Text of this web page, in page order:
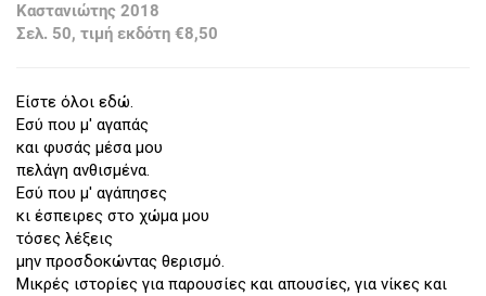
Καστανιώτης 2018
Σελ. 50, τιμή εκδότη €8,50
Είστε όλοι εδώ.
Εσύ που μ' αγαπάς
και φυσάς μέσα μου
πελάγη ανθισμένα.
Εσύ που μ' αγάπησες
κι έσπειρες στο χώμα μου
τόσες λέξεις
μην προσδοκώντας θερισμό.
Μικρές ιστορίες για παρουσίες και απουσίες, για νίκες και